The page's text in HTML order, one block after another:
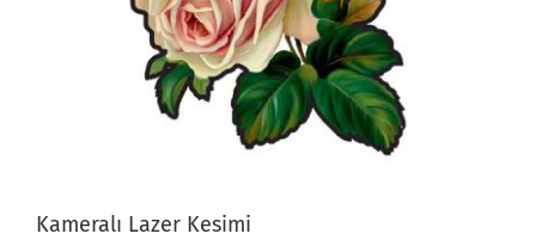
Kameralı Lazer Kesimi